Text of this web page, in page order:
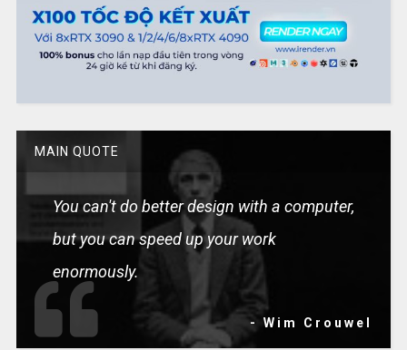
MAIN QUOTE
You can't do better design with a computer,
but you can speed up your work
enormously.
- Wim Crouwel